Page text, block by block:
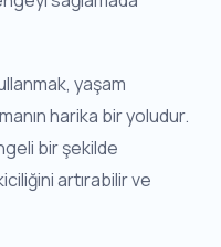
yaşam
harika bir yoludur.
bir şekilde
artırabilir ve